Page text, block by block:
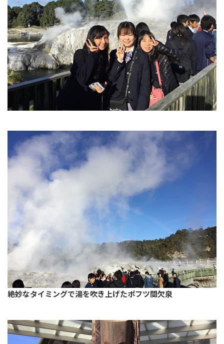
絶妙なタイミングで湯を吹き上げたポフツ間欠泉